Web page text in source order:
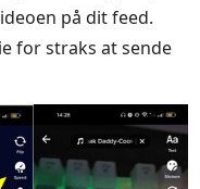
på dit feed.
for straks at sende